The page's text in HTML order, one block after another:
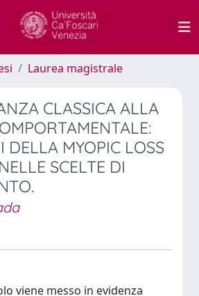
Laurea magistrale
CLASSICA ALLA
DELLA MYOPIC LOSS
SCELTE DI
viene messo in evidenza